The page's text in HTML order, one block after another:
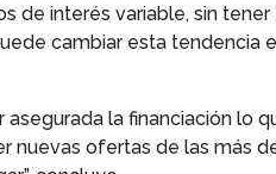
de interés variable, sin
cambiar esta tendencia
la financiación lo
nuevas ofertas de las más